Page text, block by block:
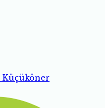
Küçüköner